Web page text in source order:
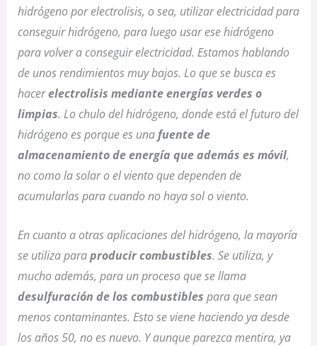
hidrógeno por electrolisis, o sea, utilizar electricidad para
conseguir hidrógeno, para luego usar ese hidrógeno
para volver a conseguir electricidad. Estamos hablando
de unos rendimientos muy bajos. Lo que se busca es
hacerelectrolisis mediante energías verdes o
limpias. Lo chulo del hidrógeno, donde está el futuro del
hidrógeno es porque es unafuente de
almacenamiento de energía que además es móvil,
no como la solar o el viento que dependen de
acumularlas para cuando no haya sol o viento.
En cuanto a otras aplicaciones del hidrógeno, la mayoría
se utiliza paraproducir combustibles. Se utiliza, y
mucho además, para un proceso que se llama
desulfuración de los combustibles para que sean
menos contaminantes. Esto se viene haciendo ya desde
los años 50, no es nuevo. Y aunque parezca mentira, ya